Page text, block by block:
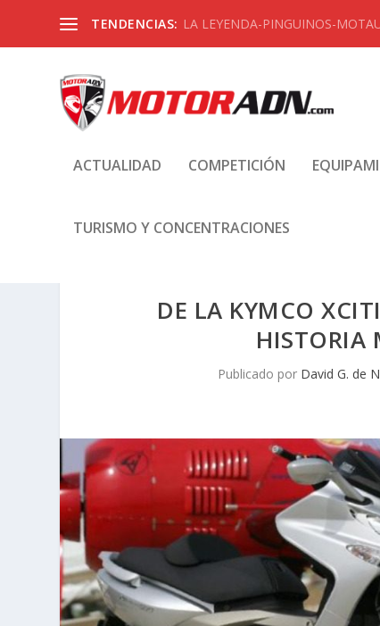
TENDENCIAS: LA LEYENDA-PINGUINOS-
ACTUALIDAD COMPETICIÓN
TURISMO Y CONCENTRACIONES
DE LA KYMCO
HISTORIA
Publicado por David G. de